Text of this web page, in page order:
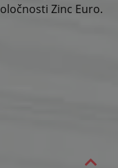
Zinc Euro.